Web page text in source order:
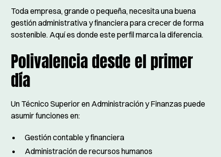
Toda empresa, grande o pequeña, necesita una buena
gestión administrativa y financiera para crecer de forma
sostenible. Aquí es donde este perfil marca la diferencia.
Polivalencia desde el primer
día
Un Técnico Superior en Administración y Finanzas puede
asumir funciones en:
Gestión contable y financiera
Administración de recursos humanos